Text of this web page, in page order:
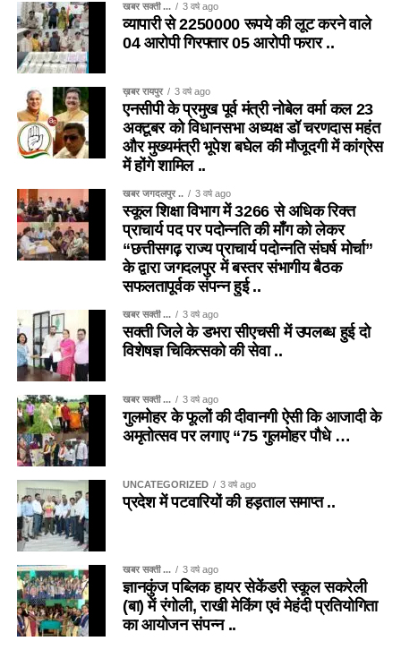
खबर सक्ती ... 3 वर्ष ago
व्यापारी से 2250000 रूपये की लूट करने वाले
04 आरोपी गिरफ्तार 05 आरोपी फरार ..
ख़बर रायपुर 3 वर्ष ago
एनसीपी के प्रमुख पूर्व मंत्री नोबेल वर्मा कल 23
अक्टूबर को विधानसभा अध्यक्ष डॉ चरणदास महंत
और मुख्यमंत्री भूपेश बघेल की मौजूदगी में कांग्रेस
में होंगे शामिल ..
खबर जगदलपुर .. 3 वर्ष ago
स्कूल शिक्षा विभाग में 3266 से अधिक रिक्त
प्राचार्य पद पर पदोन्नति की माँग को लेकर
“छत्तीसगढ़ राज्य प्राचार्य पदोन्नति संघर्ष मोर्चा”
के द्वारा जगदलपुर में बस्तर संभागीय बैठक
सफलतापूर्वक संपन्न हुई ..
खबर सक्ती ... 3 वर्ष ago
सक्ती जिले के डभरा सीएचसी में उपलब्ध हुई दो
विशेषज्ञ चिकित्सको की सेवा ..
खबर सक्ती ... 3 वर्ष ago
गुलमोहर के फूलों की दीवानगी ऐसी कि आजादी के
अमृतोत्सव पर लगाए “75 गुलमोहर पौधे …
UNCATEGORIZED 3 वर्ष ago
प्रदेश में पटवारियों की हड़ताल समाप्त ..
खबर सक्ती ... 3 वर्ष ago
ज्ञानकुंज पब्लिक हायर सेकेंडरी स्कूल सकरेली
(बा) में रंगोली, राखी मेकिंग एवं मेहंदी प्रतियोगिता
का आयोजन संपन्न ..